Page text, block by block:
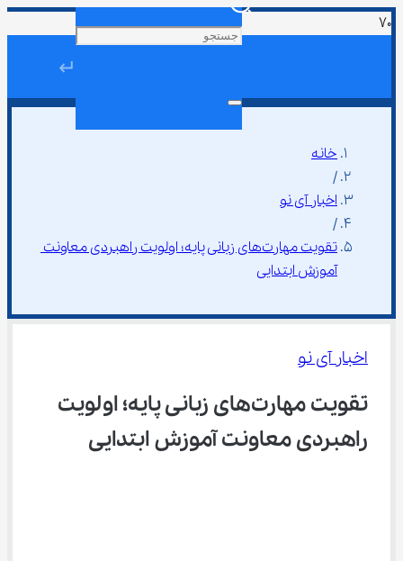
↵
خانه
/
اخبار آی نو
/
تقویت مهارت‌های زبانی پایه؛ اولویت راهبردی معاونت
آموزش ابتدایی
اخبار آی نو
تقویت مهارت‌های زبانی پایه؛ اولویت
راهبردی معاونت آموزش ابتدایی